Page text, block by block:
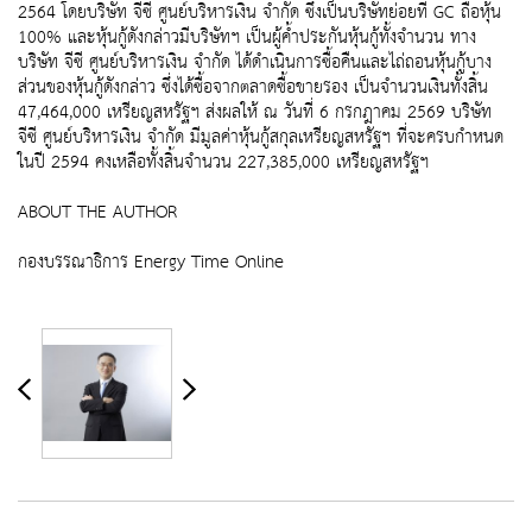
2564 โดยบริษัท จีซี ศูนย์บริหารเงิน จำกัด ซึ่งเป็นบริษัทย่อยที่ GC ถือหุ้น
100% และหุ้นกู้ดังกล่าวมีบริษัทฯ เป็นผู้ค้ำประกันหุ้นกู้ทั้งจำนวน ทาง
บริษัท จีซี ศูนย์บริหารเงิน จำกัด ได้ดำเนินการซื้อคืนและไถ่ถอนหุ้นกู้บาง
ส่วนของหุ้นกู้ดังกล่าว ซึ่งได้ซื้อจากตลาดซื้อขายรอง เป็นจำนวนเงินทั้งสิ้น
47,464,000 เหรียญสหรัฐฯ ส่งผลให้ ณ วันที่ 6 กรกฎาคม 2569 บริษัท
จีซี ศูนย์บริหารเงิน จำกัด มีมูลค่าหุ้นกู้สกุลเหรียญสหรัฐฯ ที่จะครบกำหนด
ในปี 2594 คงเหลือทั้งสิ้นจำนวน 227,385,000 เหรียญสหรัฐฯ
ABOUT THE AUTHOR
กองบรรณาธิการ Energy Time Online